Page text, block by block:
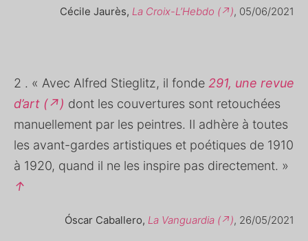
Cécile Jaurès, La Croix-L’Hebdo (↗), 05/06/2021
2 . « Avec Alfred Stieglitz, il fonde 291, une revue
d’art (↗) dont les couvertures sont retouchées
manuellement par les peintres. Il adhère à toutes
les avant-gardes artistiques et poétiques de 1910
à 1920, quand il ne les inspire pas directement. »
↑
Óscar Caballero, La Vanguardia (↗), 26/05/2021